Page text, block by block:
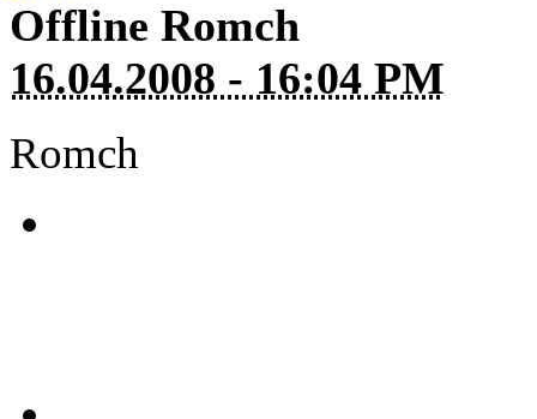
Offline Romch
16.04.2008 - 16:04 PM
Romch